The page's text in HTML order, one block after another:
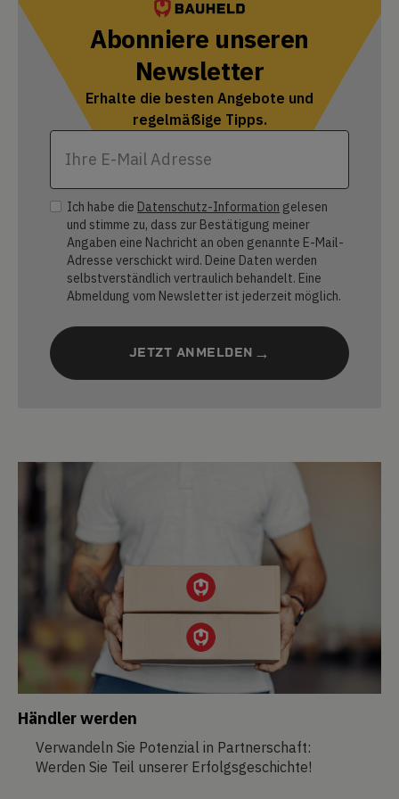
Abonniere unseren
Newsletter
Erhalte die besten Angebote und
regelmäßige Tipps.
Ich habe die Datenschutz-Information gelesen
und stimme zu, dass zur Bestätigung meiner
Angaben eine Nachricht an oben genannte E-Mail-
Adresse verschickt wird. Deine Daten werden
selbstverständlich vertraulich behandelt. Eine
Abmeldung vom Newsletter ist jederzeit möglich.
JETZT ANMELDEN
Händler werden
Verwandeln Sie Potenzial in Partnerschaft:
Werden Sie Teil unserer Erfolgsgeschichte!